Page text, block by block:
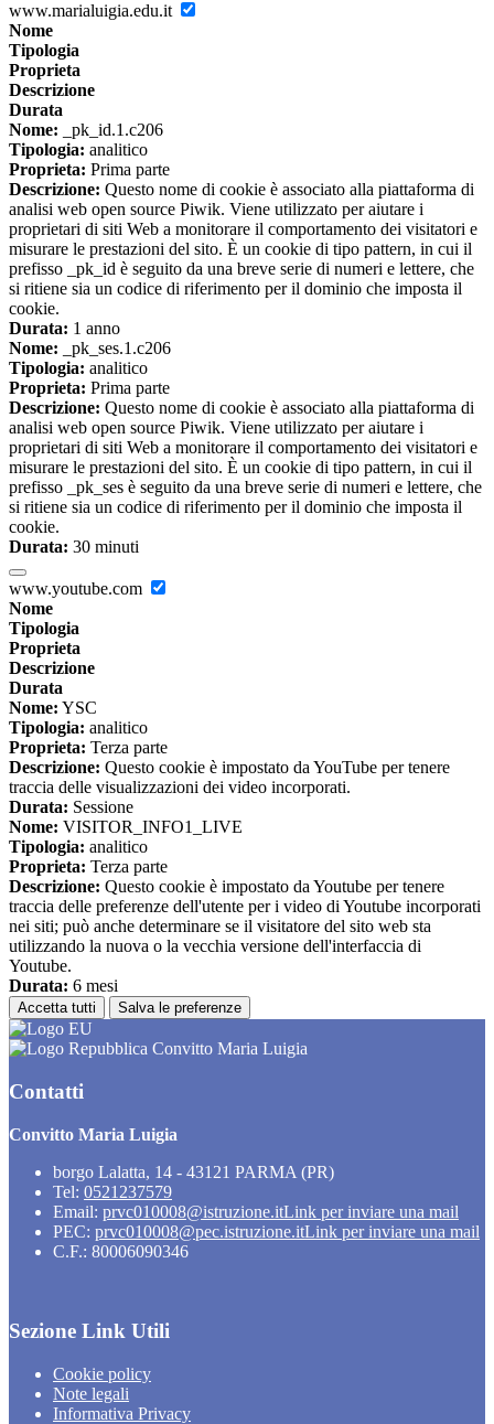
www.marialuigia.edu.it
Nome
Tipologia
Proprieta
Descrizione
Durata
Nome: _pk_id.1.c206
Tipologia: analitico
Proprieta: Prima parte
Descrizione: Questo nome di cookie è associato alla piattaforma di
analisi web open source Piwik. Viene utilizzato per aiutare i
proprietari di siti Web a monitorare il comportamento dei visitatori e
misurare le prestazioni del sito. È un cookie di tipo pattern, in cui il
prefisso _pk_id è seguito da una breve serie di numeri e lettere, che
si ritiene sia un codice di riferimento per il dominio che imposta il
cookie.
Durata: 1 anno
Nome: _pk_ses.1.c206
Tipologia: analitico
Proprieta: Prima parte
Descrizione: Questo nome di cookie è associato alla piattaforma di
analisi web open source Piwik. Viene utilizzato per aiutare i
proprietari di siti Web a monitorare il comportamento dei visitatori e
misurare le prestazioni del sito. È un cookie di tipo pattern, in cui il
prefisso _pk_ses è seguito da una breve serie di numeri e lettere, che
si ritiene sia un codice di riferimento per il dominio che imposta il
cookie.
Durata: 30 minuti
www.youtube.com
Nome
Tipologia
Proprieta
Descrizione
Durata
Nome: YSC
Tipologia: analitico
Proprieta: Terza parte
Descrizione: Questo cookie è impostato da YouTube per tenere
traccia delle visualizzazioni dei video incorporati.
Durata: Sessione
Nome: VISITOR_INFO1_LIVE
Tipologia: analitico
Proprieta: Terza parte
Descrizione: Questo cookie è impostato da Youtube per tenere
traccia delle preferenze dell'utente per i video di Youtube incorporati
nei siti; può anche determinare se il visitatore del sito web sta
utilizzando la nuova o la vecchia versione dell'interfaccia di
Youtube.
Durata: 6 mesi
Accetta tutti Salva le preferenze
Convitto Maria Luigia
Contatti
Convitto Maria Luigia
borgo Lalatta, 14 - 43121 PARMA (PR)
Tel: 0521237579
Email: prvc010008@istruzione.itLink per inviare una mail
PEC: prvc010008@pec.istruzione.itLink per inviare una mail
C.F.: 80006090346
Sezione Link Utili
Cookie policy
Note legali
Informativa Privacy